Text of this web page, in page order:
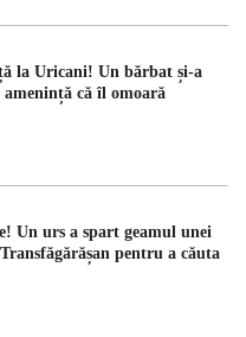
la Uricani! Un bărbat și-a
că îl omoară
Un urs a spart geamul unei
pentru a căuta